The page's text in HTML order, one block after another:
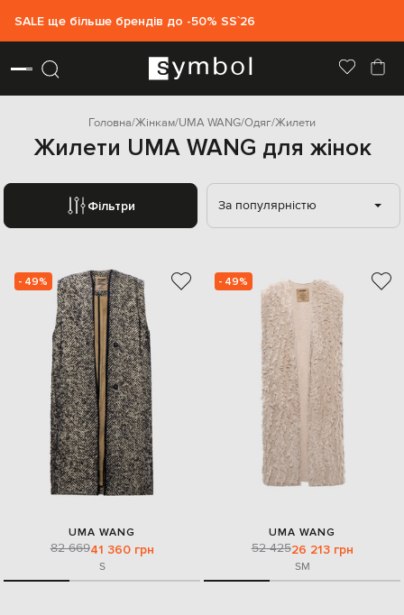
SALE ще більше брендів до -50% SS`26
Головна Жінкам UMA WANG Одяг Жилети
Жилети UMA WANG для жінок
Фільтри За популярністю
- 49%
UMA WANG
82 66941 360 грн
S
- 49%
UMA WANG
52 42526 213 грн
SM